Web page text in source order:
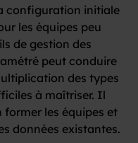
configuration initiale
les équipes peu
de gestion des
peut conduire
des types
à maîtriser. Il
les équipes et
données existantes.